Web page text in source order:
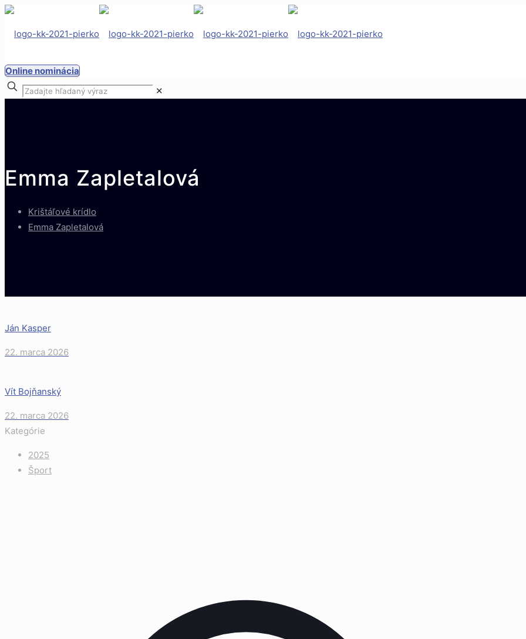
Online nominácia
✕
Emma Zapletalová
Krištáľové krídlo
Emma Zapletalová
Ján Kasper
22. marca 2026
Vít Bojňanský
22. marca 2026
Kategórie
2025
Šport